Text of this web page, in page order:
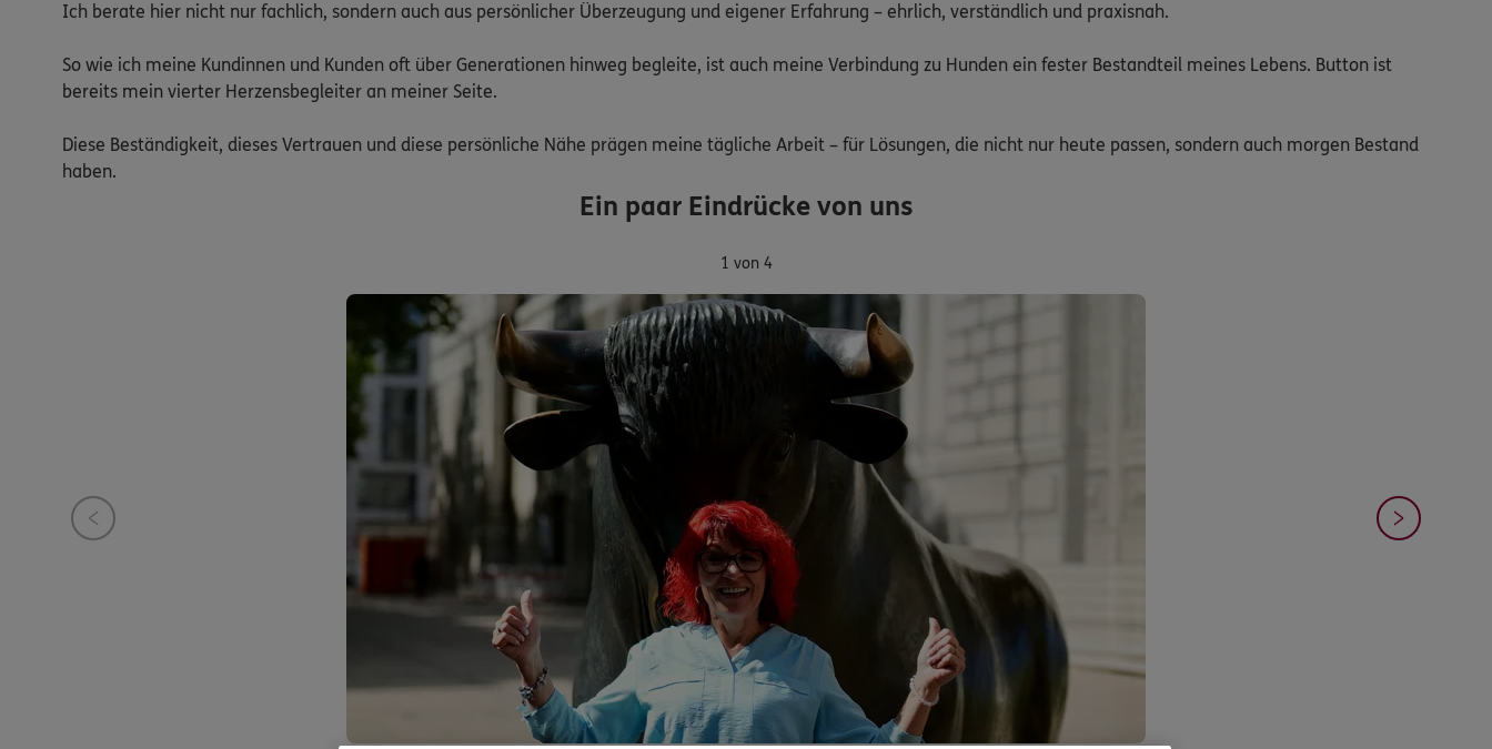
Ich berate hier nicht nur fachlich, sondern auch aus persönlicher Überzeugung und eigener Erfahrung – ehrlich, verständlich und praxisnah.
So wie ich meine Kundinnen und Kunden oft über Generationen hinweg begleite, ist auch meine Verbindung zu Hunden ein fester Bestandteil meines Lebens. Button ist
bereits mein vierter Herzensbegleiter an meiner Seite.
Diese Beständigkeit, dieses Vertrauen und diese persönliche Nähe prägen meine tägliche Arbeit – für Lösungen, die nicht nur heute passen, sondern auch morgen Bestand
Ein paar Eindrücke von uns
1 von 4